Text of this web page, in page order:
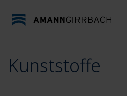
Kunststoffe